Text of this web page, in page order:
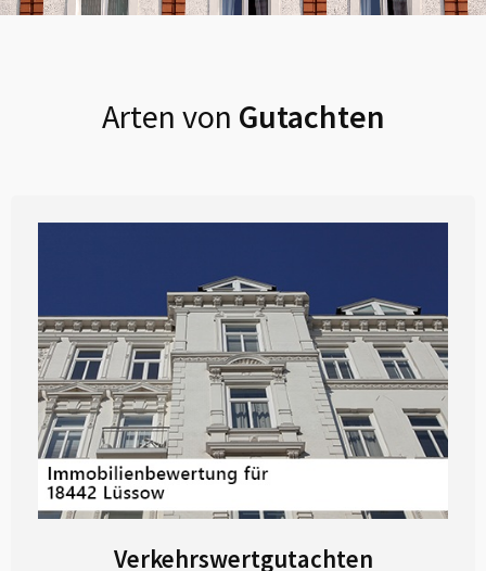
Arten von Gutachten
Verkehrswertgutachten